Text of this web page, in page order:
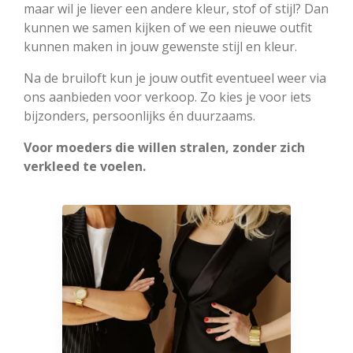
maar wil je liever een andere kleur, stof of stijl? Dan
kunnen we samen kijken of we een nieuwe outfit
kunnen maken in jouw gewenste stijl en kleur.
Na de bruiloft kun je jouw outfit eventueel weer via
ons aanbieden voor verkoop. Zo kies je voor iets
bijzonders, persoonlijks én duurzaams.
Voor moeders die willen stralen, zonder zich
verkleed te voelen.